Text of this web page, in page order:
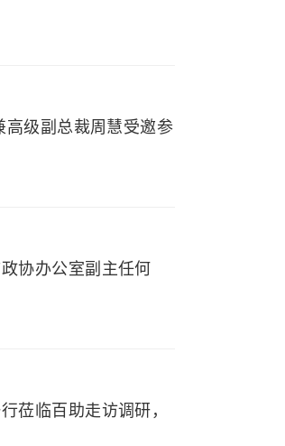
级副总裁周慧受邀参
协办公室副主任何
莅临百助走访调研，